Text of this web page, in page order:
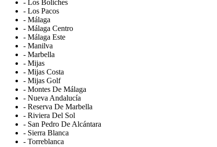
- Los Boliches
- Los Pacos
- Málaga
- Málaga Centro
- Málaga Este
- Manilva
- Marbella
- Mijas
- Mijas Costa
- Mijas Golf
- Montes De Málaga
- Nueva Andalucía
- Reserva De Marbella
- Riviera Del Sol
- San Pedro De Alcántara
- Sierra Blanca
- Torreblanca